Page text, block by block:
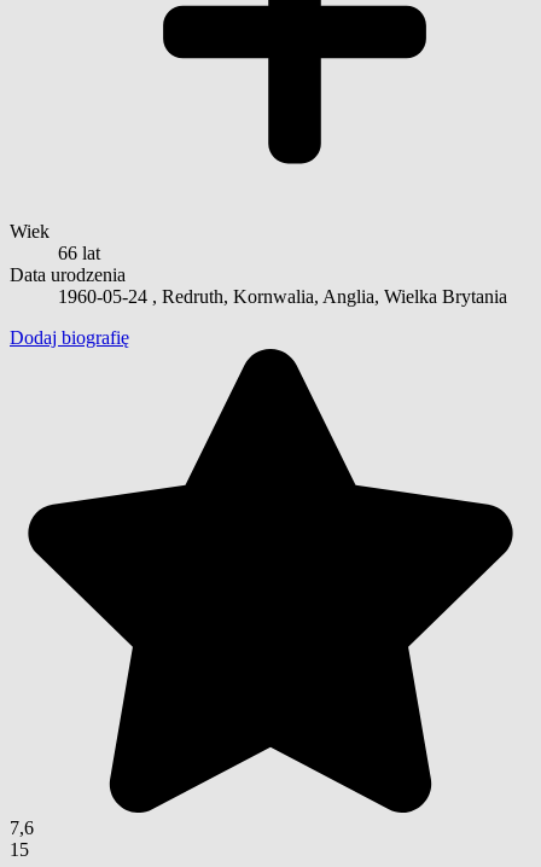
Wiek
66 lat
Data urodzenia
1960-05-24 , Redruth, Kornwalia, Anglia, Wielka Brytania
Dodaj biografię
7,6
15